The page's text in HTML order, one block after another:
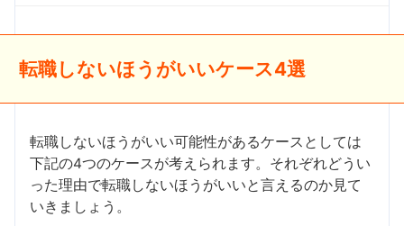
転職しないほうがいいケース4選
転職しないほうがいい可能性があるケースとしては
下記の4つのケースが考えられます。それぞれどうい
った理由で転職しないほうがいいと言えるのか見て
いきましょう。